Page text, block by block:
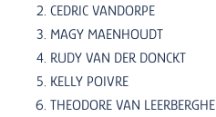
CEDRIC VANDORPE
MAGY MAENHOUDT
RUDY VAN DER DONCKT
KELLY POIVRE
THEODORE VAN LEERBERGHE